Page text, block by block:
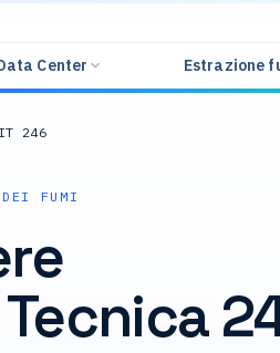
Center Estrazione
246
DEI FUMI